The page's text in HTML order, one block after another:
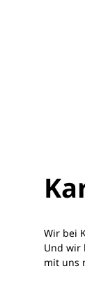
Wir bei
Und wir
mit uns